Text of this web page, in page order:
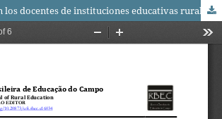
Salud mental en los docentes de instituciones educativas rurales en el contexto de pospandemia